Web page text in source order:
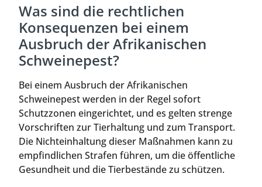
Was sind die rechtlichen
Konsequenzen bei einem
Ausbruch der Afrikanischen
Schweinepest?
Bei einem Ausbruch der Afrikanischen
Schweinepest werden in der Regel sofort
Schutzzonen eingerichtet, und es gelten strenge
Vorschriften zur Tierhaltung und zum Transport.
Die Nichteinhaltung dieser Maßnahmen kann zu
empfindlichen Strafen führen, um die öffentliche
Gesundheit und die Tierbestände zu schützen.